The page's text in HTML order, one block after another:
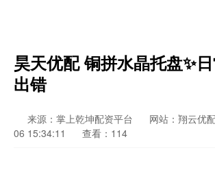
昊天优配 铜拼水晶托盘✨
出错
来源：掌上乾坤配资平台 网站：翔云优
06 15:34:11
查看：114